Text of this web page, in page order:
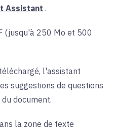
Assistant .
(jusqu'à 250 Mo et 500
l'assistant
suggestions de questions
document.
la zone de texte